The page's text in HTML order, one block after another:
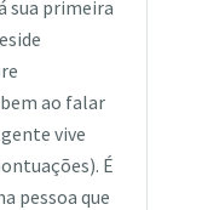
sua primeira
ao falar
vive
É
pessoa que